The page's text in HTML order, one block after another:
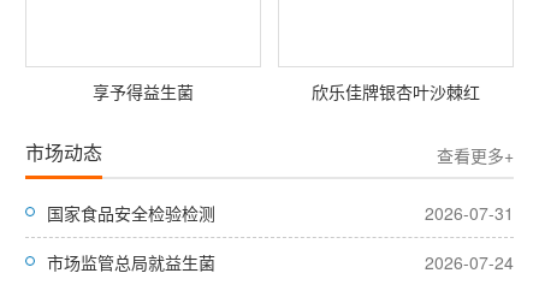
享予得益生菌 欣乐佳牌银杏叶沙棘红
市场动态 查看更多+
国家食品安全检验检测 2026-07-31
市场监管总局就益生菌 2026-07-24